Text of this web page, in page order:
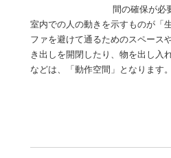
間の確保が必
室内での人の動きを示すものが「
ファを避けて通るためのスペース
き出しを開閉したり、物を出し入
などは、「動作空間」となります